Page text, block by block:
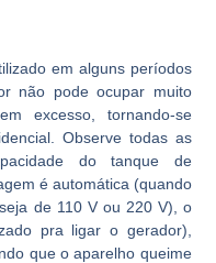
em alguns períodos
não pode ocupar muito
excesso, tornando-se
Observe todas as
do tanque de
é automática (quando
de 110 V ou 220 V), o
pra ligar o gerador),
que o aparelho queime